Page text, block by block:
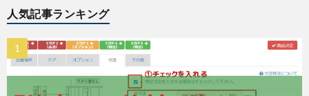
人気記事ランキング